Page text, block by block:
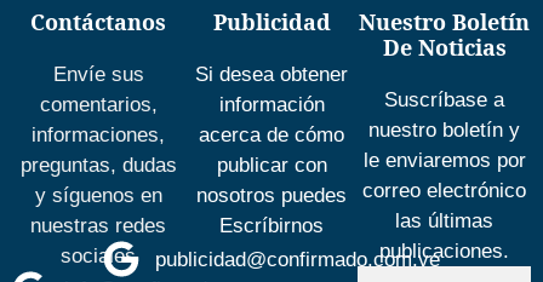
Contáctanos
Envíe sus
comentarios,
informaciones,
preguntas, dudas
y síguenos en
nuestras redes
sociales
Publicidad
Si desea obtener
información
acerca de cómo
publicar con
nosotros puedes
Escríbirnos
publicidad@confirmado.com.ve
Nuestro Boletín
De Noticias
Suscríbase a
nuestro boletín y
le enviaremos por
correo electrónico
las últimas
publicaciones.